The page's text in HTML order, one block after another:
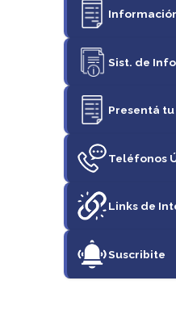
Sist. de
Presentá
Teléfonos
Links de
Suscribite